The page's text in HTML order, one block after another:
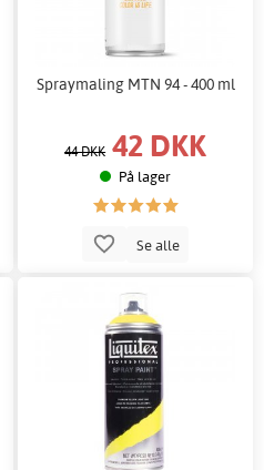
Spraymaling MTN 94 - 400 ml
44 DKK 42 DKK
På lager
Se alle